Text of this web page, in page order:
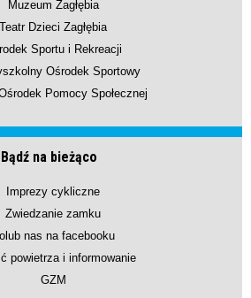
Muzeum Zagłębia
Teatr Dzieci Zagłębia
Sportu i Rekreacji
Ośrodek Sportowy
Pomocy Społecznej
Bądź na bieżąco
Imprezy cykliczne
Zwiedzanie zamku
nas na facebooku
powietrza i informowanie
GZM